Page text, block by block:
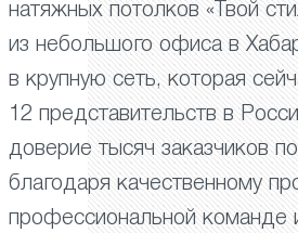
натяжных потолков «Твой
из небольшого офиса в
в крупную сеть, которая
12 представительств в
доверие тысяч заказчиков
благодаря качественному
профессиональной команде